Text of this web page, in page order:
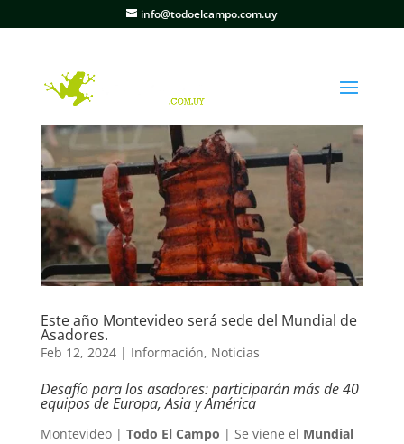
info@todoelcampo.com.uy
Este año Montevideo será sede del Mundial de
Asadores.
Feb 12, 2024| Información, Noticias
Desafío para los asadores: participarán más de 40
equipos de Europa, Asia y América
Montevideo | Todo El Campo | Se viene el Mundial